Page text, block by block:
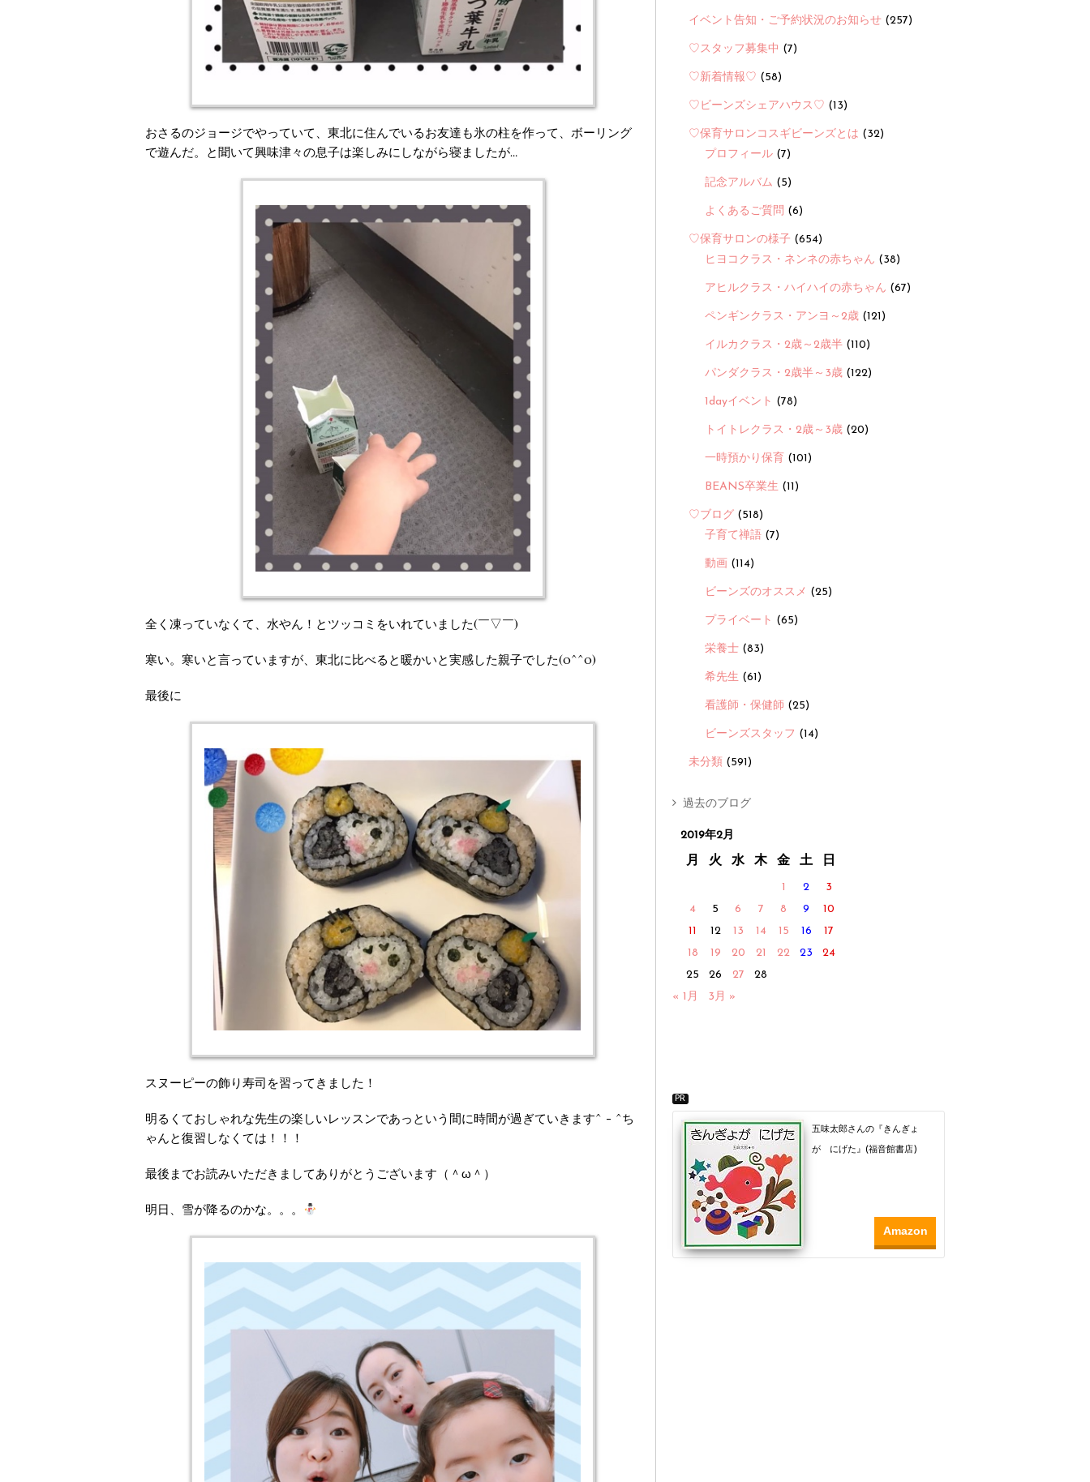
おさるのジョージでやっていて、東北に住んでいるお友達も氷の柱を作って、ボーリング
で遊んだ。と聞いて興味津々の息子は楽しみにしながら寝ましたが…
全く凍っていなくて、水やん！とツッコミをいれていました(￣▽￣)
寒い。寒いと言っていますが、東北に比べると暖かいと実感した親子でした(o^^o)
最後に
スヌーピーの飾り寿司を習ってきました！
明るくておしゃれな先生の楽しいレッスンであっという間に時間が過ぎていきます^ - ^ち
ゃんと復習しなくては！！！
最後までお読みいただきましてありがとうございます（＾ω＾）
明日、雪が降るのかな。。。
イベント告知・ご予約状況のお知らせ (257)
♡スタッフ募集中 (7)
♡新着情報♡ (58)
♡ビーンズシェアハウス♡ (13)
♡保育サロンコスギビーンズとは (32)
プロフィール (7)
記念アルバム (5)
よくあるご質問 (6)
♡保育サロンの様子 (654)
ヒヨコクラス・ネンネの赤ちゃん (38)
アヒルクラス・ハイハイの赤ちゃん (67)
ペンギンクラス・アンヨ～2歳 (121)
イルカクラス・2歳～2歳半 (110)
パンダクラス・2歳半～3歳 (122)
1dayイベント (78)
トイトレクラス・2歳～3歳 (20)
一時預かり保育 (101)
BEANS卒業生 (11)
♡ブログ (518)
子育て禅語 (7)
動画 (114)
ビーンズのオススメ (25)
プライベート (65)
栄養士 (83)
希先生 (61)
看護師・保健師 (25)
ビーンズスタッフ (14)
未分類 (591)
過去のブログ
2019年2月
月 火 水 木 金 土 日
1 2
3
4
5 6 7 8 9
10
11
12 13 14 15 16
17
18
19 20 21 22 23
24
25
26 27
28
« 1月
3月 »
PR
五味太郎さんの『きんぎょ
が にげた』(福音館書店)
Amazon